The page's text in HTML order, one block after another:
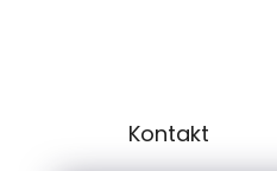
Kontakt